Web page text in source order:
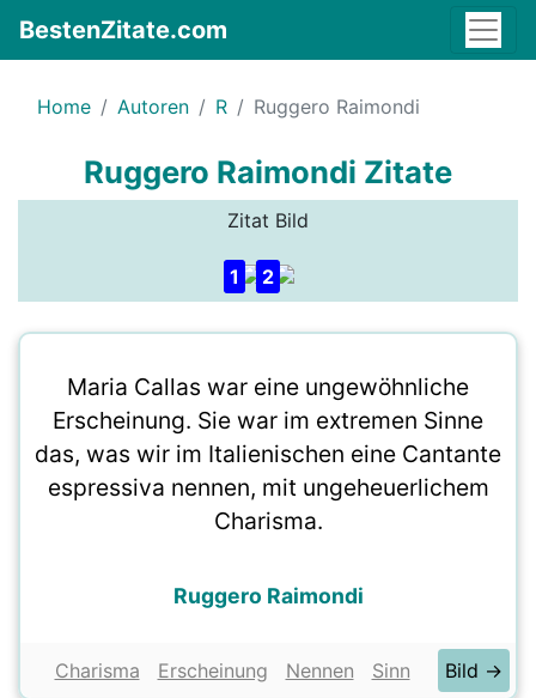
BestenZitate.com
Home Autoren R Ruggero Raimondi
Ruggero Raimondi Zitate
Zitat Bild
1 2
Maria Callas war eine ungewöhnliche
Erscheinung. Sie war im extremen Sinne
das, was wir im Italienischen eine Cantante
espressiva nennen, mit ungeheuerlichem
Charisma.
Ruggero Raimondi
Charisma Erscheinung Nennen Sinn Bild →